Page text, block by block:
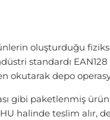
oluşturduğu
standardı EAN128
depo
gibi paketlenmiş
halinde teslim alır,